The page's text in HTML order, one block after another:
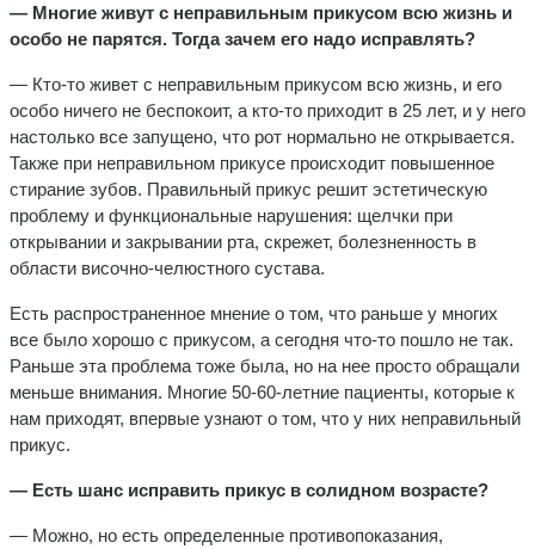
— Многие живут с неправильным прикусом всю жизнь и
особо не парятся. Тогда зачем его надо исправлять?
— Кто-то живет с неправильным прикусом всю жизнь, и его
особо ничего не беспокоит, а кто-то приходит в 25 лет, и у него
настолько все запущено, что рот нормально не открывается.
Также при неправильном прикусе происходит повышенное
стирание зубов. Правильный прикус решит эстетическую
проблему и функциональные нарушения: щелчки при
открывании и закрывании рта, скрежет, болезненность в
области височно-челюстного сустава.
Есть распространенное мнение о том, что раньше у многих
все было хорошо с прикусом, а сегодня что-то пошло не так.
Раньше эта проблема тоже была, но на нее просто обращали
меньше внимания. Многие 50-60-летние пациенты, которые к
нам приходят, впервые узнают о том, что у них неправильный
прикус.
— Есть шанс исправить прикус в солидном возрасте?
— Можно, но есть определенные противопоказания,